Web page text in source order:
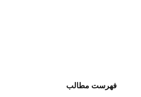
فهرست مطالب